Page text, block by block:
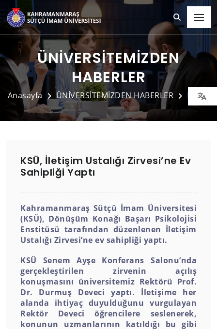
ÜNİVERSİTEMİZDEN
HABERLER
Anasayfa ÜNİVERSİTEMİZDEN HABERLER Detay
KSÜ, İletişim Ustalığı Zirvesi’ne Ev
Sahipliği Yaptı
Kahramanmaraş Sütçü İmam Üniversitesi
(KSÜ), Dönüşüm Konağı Başarı Psikolojisi
Enstitüsü tarafından düzenlenen İletişim
Ustalığı Zirvesi’ne ev sahipliği yaptı.
KSÜ Senem Ayşe Konferans Salonu’nda
gerçekleştirilen zirvenin açılış
konuşmasını üniversitemiz Rektörü Prof.
Dr. Durmuş Deveci yaptı. İletişime her
alanda ihtiyaç duyulduğunu vurgulayan
Rektör Deveci öğrencilere seslenerek,
konunun uzmanlarının katıldığı bu gibi